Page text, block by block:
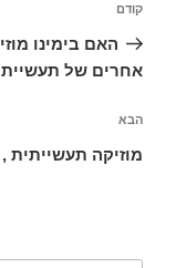
הפוסט
הקודם
קודם
האם בימינו
אחרים של תעשיית
הפוסט
הבא
הבא
מוזיקה תעשייתית